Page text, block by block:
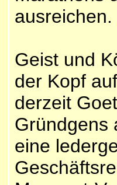
ausreichen.
Geist und
der Kopf
derzeit
Gründgens
eine